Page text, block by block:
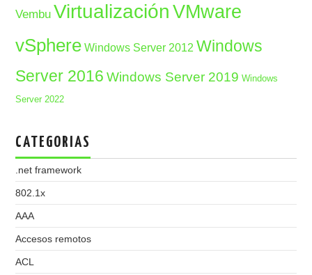
Vembu Virtualización VMware
vSphere Windows Server 2012 Windows
Server 2016 Windows Server 2019 Windows
Server 2022
CATEGORIAS
.net framework
802.1x
AAA
Accesos remotos
ACL